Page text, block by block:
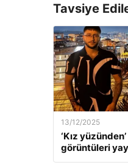
Tavsiye
13/12/2025
‘Kız
görüntüleri